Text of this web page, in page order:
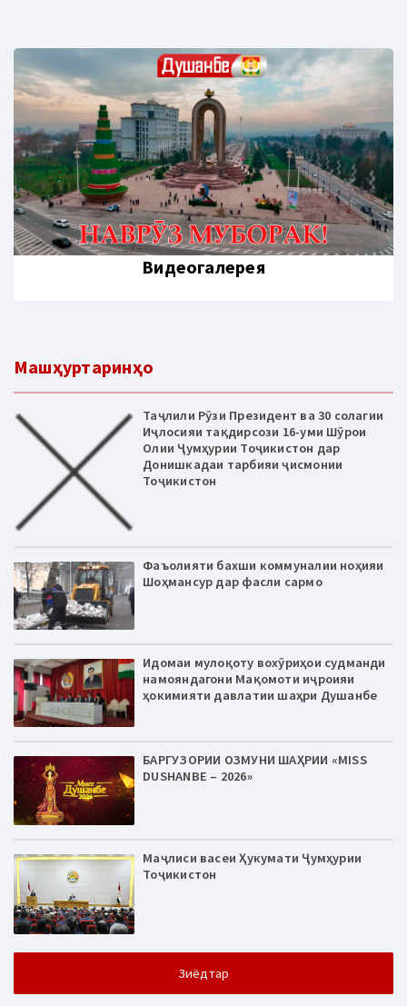
Видеогалерея
Машҳуртаринҳо
Таҷлили Рӯзи Президент ва 30 солагии
Иҷлосияи тақдирсози 16-уми Шӯрои
Олии Ҷумҳурии Тоҷикистон дар
Донишкадаи тарбияи ҷисмонии
Тоҷикистон
Фаъолияти бахши коммуналии ноҳияи
Шоҳмансур дар фасли сармо
Идомаи мулоқоту вохӯриҳои судманди
намояндагони Мақомоти иҷроияи
ҳокимияти давлатии шаҳри Душанбе
БАРГУЗОРИИ ОЗМУНИ ШАҲРИИ «MISS
DUSHANBE – 2026»
Маҷлиси васеи Ҳукумати Ҷумҳурии
Тоҷикистон
Зиёдтар